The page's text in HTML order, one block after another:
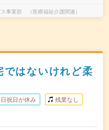
事業部 （医療福祉介護関連）
はないけれど柔
日祝日が休み 残業なし